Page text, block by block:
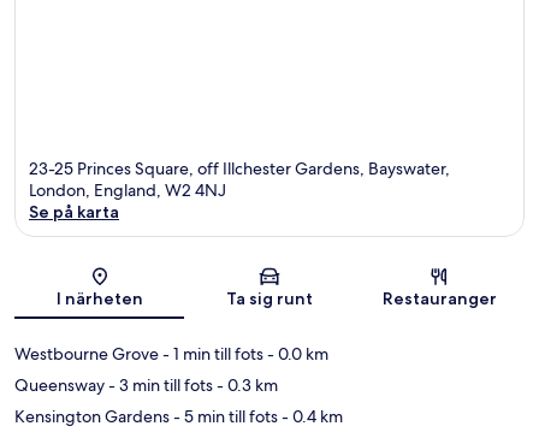
23-25 Princes Square, off Illchester Gardens, Bayswater,
London, England, W2 4NJ
Se på karta
I närheten Ta sig runt Restauranger
Westbourne Grove- 1 min till fots- 0.0 km
Queensway- 3 min till fots- 0.3 km
Kensington Gardens- 5 min till fots- 0.4 km